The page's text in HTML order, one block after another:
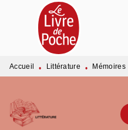
MENU RECHERCHE
PIED DE PAGE
Accueil • Littérature • Mémoires